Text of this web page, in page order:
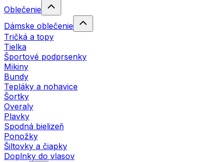
Oblečenie
Dámske oblečenie
Tričká a topy
Tielka
Športové podprsenky
Mikiny
Bundy
Tepláky a nohavice
Šortky
Overaly
Plavky
Spodná bielizeň
Ponožky
Šiltovky a čiapky
Doplnky do vlasov